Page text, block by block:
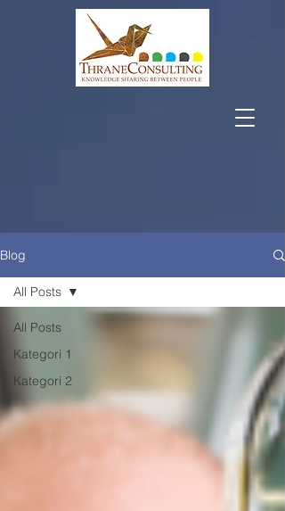
Blog
All Posts
Kategori 1
Kategori 2
All Posts